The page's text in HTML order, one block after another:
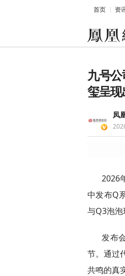
首页 资
九号
玺呈现
凤
2026
中发布Q
与Q3泡泡
发布
节。通过
共鸣的真